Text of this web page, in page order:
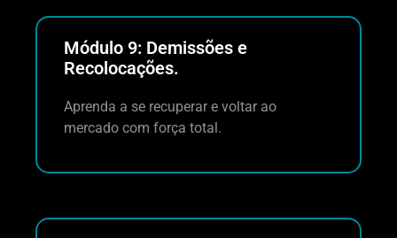
Módulo 9: Demissões e
Recolocações.
Aprenda a se recuperar e voltar ao
mercado com força total.